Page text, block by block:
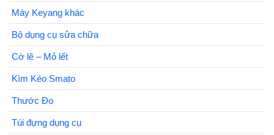
Máy Keyang khác
Bộ dụng cụ sửa chữa
Cờ lê – Mỏ lết
Kìm Kéo Smato
Thước Đo
Túi đựng dụng cụ